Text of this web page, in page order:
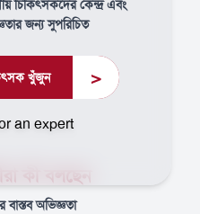
চিকিৎসকদের কেন্দ্র এবং
জন্য সুপরিচিত
খুঁজুন >
কী বলছেন
বাস্তব অভিজ্ঞতা